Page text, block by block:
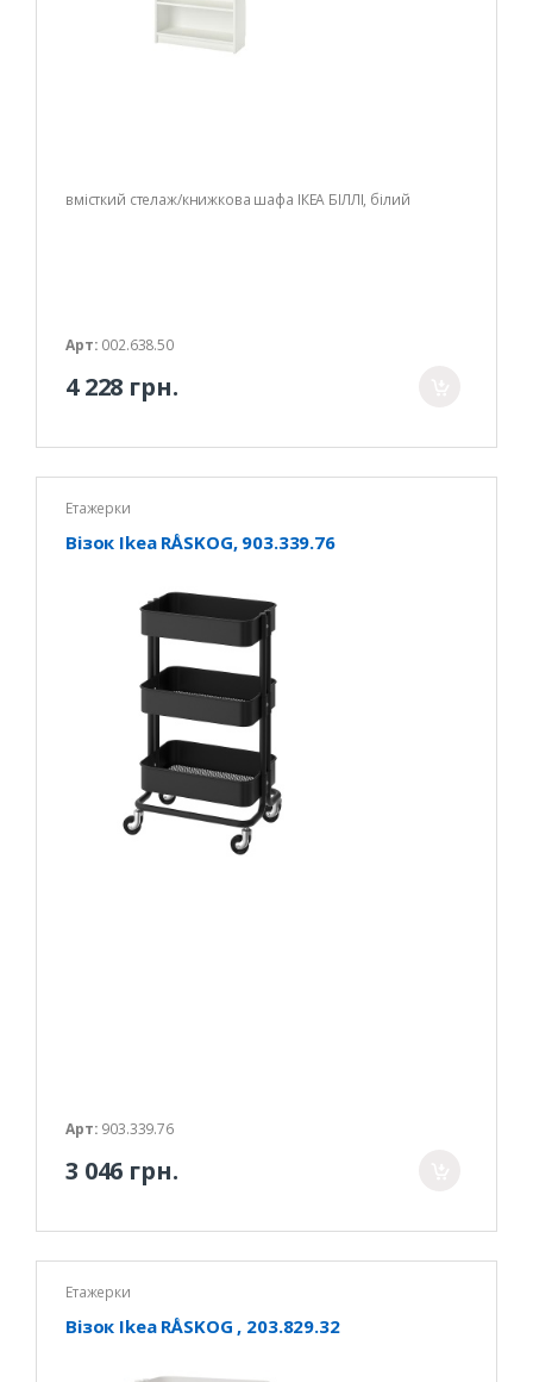
вмісткий стелаж/книжкова шафа ІКЕА БІЛЛІ, білий
Арт: 002.638.50
4 228 грн.
Етажерки
Візок Іkea RÅSKOG, 903.339.76
Арт: 903.339.76
3 046 грн.
Етажерки
Візок Іkea RÅSKOG , 203.829.32